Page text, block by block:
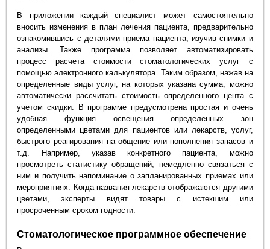
В приложении каждый специалист может самостоятельно
вносить изменения в план лечения пациента, предварительно
ознакомившись с деталями приема пациента, изучив снимки и
анализы. Также программа позволяет автоматизировать
процесс расчета стоимости стоматологических услуг с
помощью электронного калькулятора. Таким образом, нажав на
определенные виды услуг, на которых указана сумма, можно
автоматически рассчитать стоимость определенного цента с
учетом скидки. В программе предусмотрена простая и очень
удобная функция освещения определенных зон
определенными цветами для пациентов или лекарств, услуг,
быстрого реагирования на общение или пополнения запасов и
т.д. Например, указав конкретного пациента, можно
просмотреть статистику обращений, немедленно связаться с
ним и получить напоминание о запланированных приемах или
мероприятиях. Когда названия лекарств отображаются другими
цветами, эксперты видят товары с истекшим или
просроченным сроком годности.
Стоматологическое программное обеспечение